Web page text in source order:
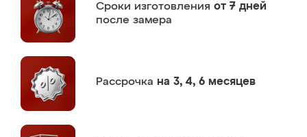
Сроки изготовления от 7 дней
после замера
Рассрочка на 3, 4, 6 месяцев